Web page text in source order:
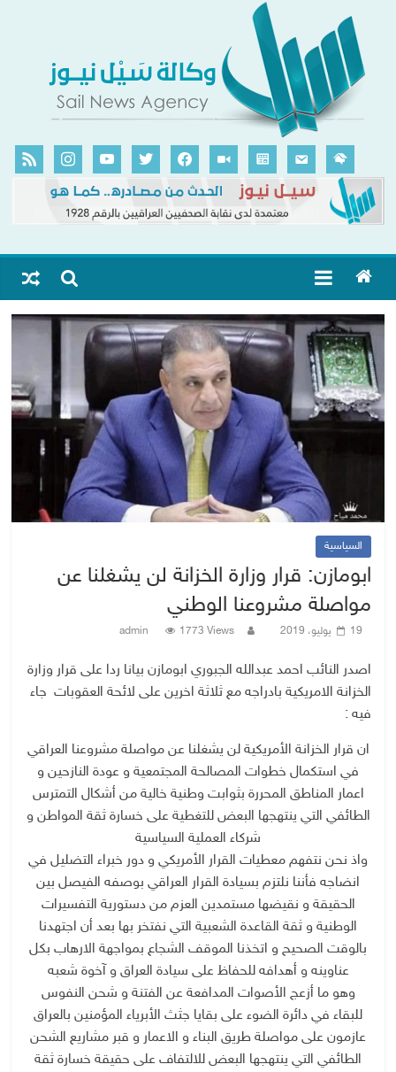
السياسية
ابومازن: قرار وزارة الخزانة لن يشغلنا عن
مواصلة مشروعنا الوطني
19 يوليو، 2019 admin 1773 Views
اصدر النائب احمد عبدالله الجبوري ابومازن بيانا ردا على قرار وزارة
الخزانة الامريكية بادراجه مع ثلاثة اخرين على لائحة العقوبات جاء
فيه :
ان قرار الخزانة الأمريكية لن يشغلنا عن مواصلة مشروعنا العراقي
في استكمال خطوات المصالحة المجتمعية و عودة النازحين و
اعمار المناطق المحررة بثوابت وطنية خالية من أشكال التمترس
الطائفي التي ينتهجها البعض للتغطية على خسارة ثقة المواطن و
شركاء العملية السياسية
واذ نحن نتفهم معطيات القرار الأمريكي و دور خبراء التضليل في
انضاجه فأننا نلتزم بسيادة القرار العراقي بوصفه الفيصل بين
الحقيقة و نقيضها مستمدين العزم من دستورية التفسيرات
الوطنية و ثقة القاعدة الشعبية التي نفتخر بها بعد أن اجتهدنا
بالوقت الصحيح و اتخذنا الموقف الشجاع بمواجهة الارهاب بكل
عناوينه و أهدافه للحفاظ على سيادة العراق و آخوة شعبه
وهو ما أزعج الأصوات المدافعة عن الفتنة و شحن النفوس
للبقاء في دائرة الضوء على بقايا جثث الأبرياء المؤمنين بالعراق
عازمون على مواصلة طريق البناء و الاعمار و قبر مشاريع الشحن
الطائفي التي ينتهجها البعض للالتفاف على حقيقة خسارة ثقة